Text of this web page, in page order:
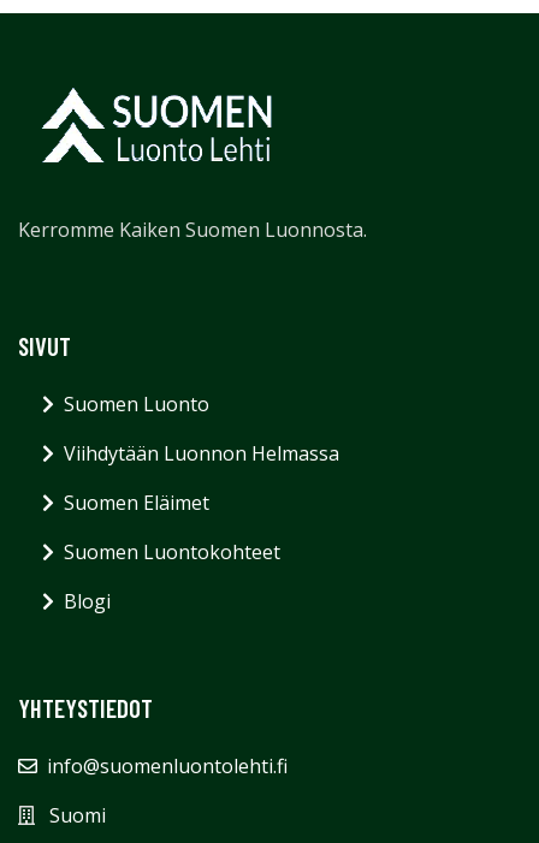
Kerromme Kaiken Suomen Luonnosta.
SIVUT
Suomen Luonto
Viihdytään Luonnon Helmassa
Suomen Eläimet
Suomen Luontokohteet
Blogi
YHTEYSTIEDOT
info@suomenluontolehti.fi
Suomi